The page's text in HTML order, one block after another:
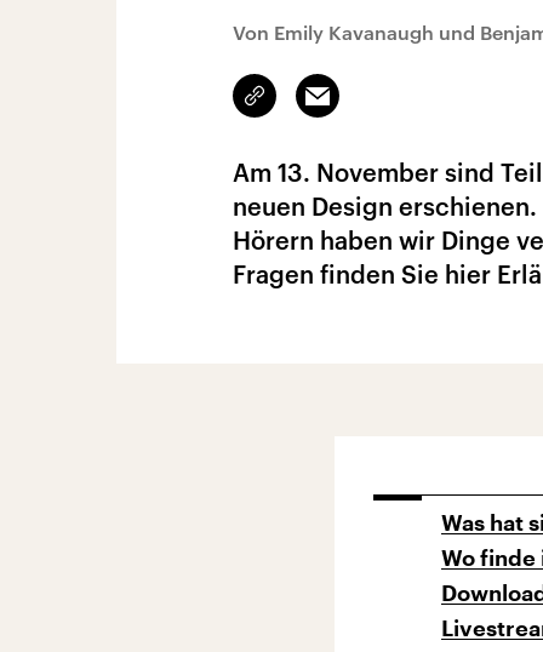
Von Emily Kavanaugh und
Link
kopieren/teilen
Email
Am 13. November sind
neuen Design
Hörern haben wir Dinge
Fragen finden Sie hier
Was hat
Wo finde